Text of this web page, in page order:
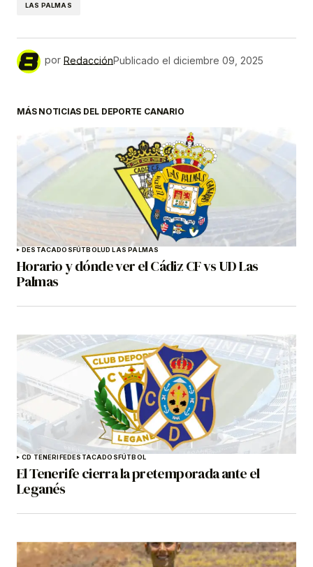
LAS PALMAS
por RedacciónPublicado el diciembre 09, 2025
MÁS NOTICIAS DEL DEPORTE CANARIO
DESTACADOSFÚTBOLUD LAS PALMAS
Horario y dónde ver el Cádiz CF vs UD Las
Palmas
CD TENERIFEDESTACADOSFÚTBOL
El Tenerife cierra la pretemporada ante el
Leganés